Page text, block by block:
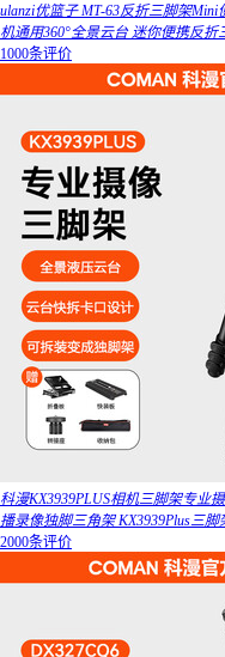
ulanzi优篮子 MT-63反折三脚架
机通用360°全景云台 迷你便携反折
1000条评价
科漫KX3939PLUS相机三脚架专业
播录像独脚三角架 KX3939Plus三
2000条评价